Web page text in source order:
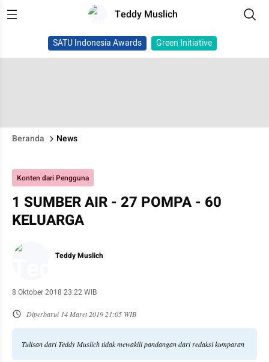
Teddy Muslich
SATU Indonesia Awards Green Initiative
Beranda News
Konten dari Pengguna
1 SUMBER AIR - 27 POMPA - 60
KELUARGA
Teddy Muslich
8 Oktober 2018 23:22 WIB
Diperbarui 14 Maret 2019 21:05 WIB
Tulisan dari Teddy Muslich tidak mewakili pandangan dari redaksi kumparan